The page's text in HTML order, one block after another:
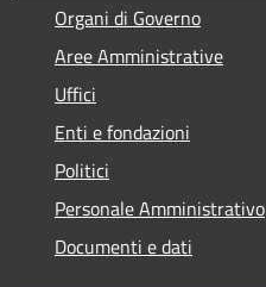
Organi di Governo
Aree Amministrative
Uffici
Enti e fondazioni
Politici
Personale Amministrativo
Documenti e dati